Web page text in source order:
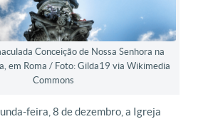
Conceição de Nossa Senhora na
em Roma / Foto: Gilda19 via Wikimedia
Commons
feira, 8 de dezembro, a Igreja